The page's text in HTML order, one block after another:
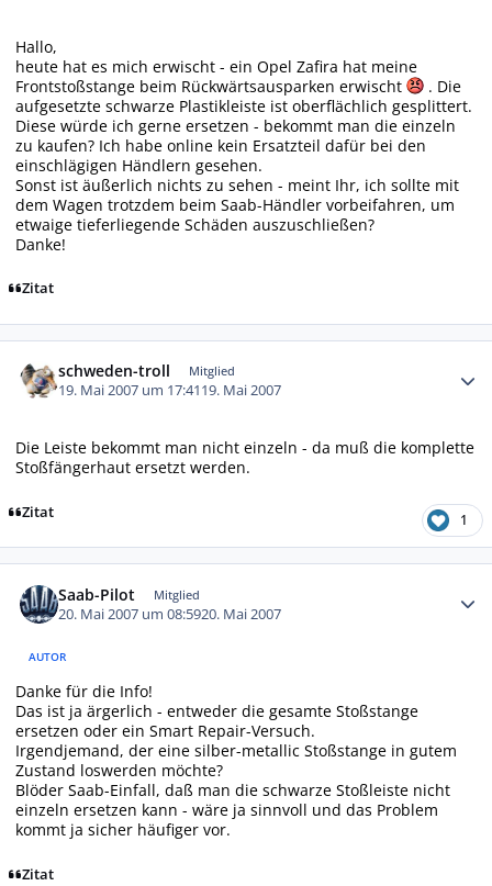
Hallo,
heute hat es mich erwischt - ein Opel Zafira hat meine
Frontstoßstange beim Rückwärtsausparken erwischt
. Die
aufgesetzte schwarze Plastikleiste ist oberflächlich gesplittert.
Diese würde ich gerne ersetzen - bekommt man die einzeln
zu kaufen? Ich habe online kein Ersatzteil dafür bei den
einschlägigen Händlern gesehen.
Sonst ist äußerlich nichts zu sehen - meint Ihr, ich sollte mit
dem Wagen trotzdem beim Saab-Händler vorbeifahren, um
etwaige tieferliegende Schäden auszuschließen?
Danke!
Zitat
schweden-troll Mitglied
19. Mai 2007 um 17:4119. Mai 2007
Die Leiste bekommt man nicht einzeln - da muß die komplette
Stoßfängerhaut ersetzt werden.
Zitat 1
Saab-Pilot Mitglied
20. Mai 2007 um 08:5920. Mai 2007
AUTOR
Danke für die Info!
Das ist ja ärgerlich - entweder die gesamte Stoßstange
ersetzen oder ein Smart Repair-Versuch.
Irgendjemand, der eine silber-metallic Stoßstange in gutem
Zustand loswerden möchte?
Blöder Saab-Einfall, daß man die schwarze Stoßleiste nicht
einzeln ersetzen kann - wäre ja sinnvoll und das Problem
kommt ja sicher häufiger vor.
Zitat